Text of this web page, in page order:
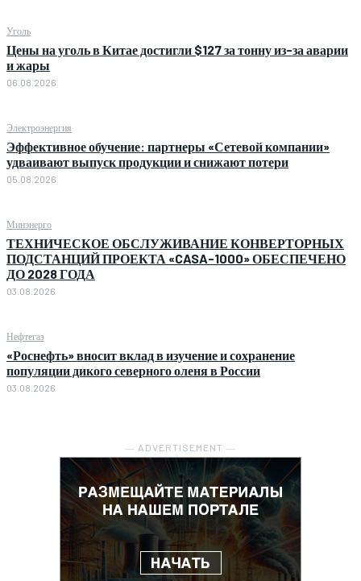
Уголь
Цены на уголь в Китае достигли $127 за тонну из-за аварии
и жары
06.08.2026
Электроэнергия
Эффективное обучение: партнеры «Сетевой компании»
удваивают выпуск продукции и снижают потери
05.08.2026
Минэнерго
ТЕХНИЧЕСКОЕ ОБСЛУЖИВАНИЕ КОНВЕРТОРНЫХ
ПОДСТАНЦИЙ ПРОЕКТА «CASA-1000» ОБЕСПЕЧЕНО
ДО 2028 ГОДА
03.08.2026
Нефтегаз
«Роснефть» вносит вклад в изучение и сохранение
популяции дикого северного оленя в России
03.08.2026
― ADVERTISEMENT ―